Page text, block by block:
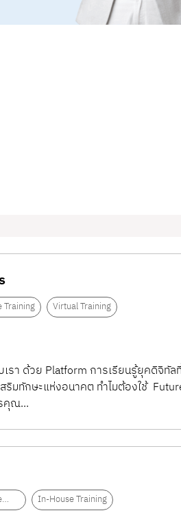
น Learning Management
การเรียนรู้ พร้อมระบบวิเคราะห์ข้
ละเตรียมความพร้อมสำหรับการเ
Training Virtual Training
า ด้วย Platform การเรียนรู้ยุคดิจิทัล
มทักษะแห่งอนาคต ทำไมต้องใช้
คุณ...
In-House Training